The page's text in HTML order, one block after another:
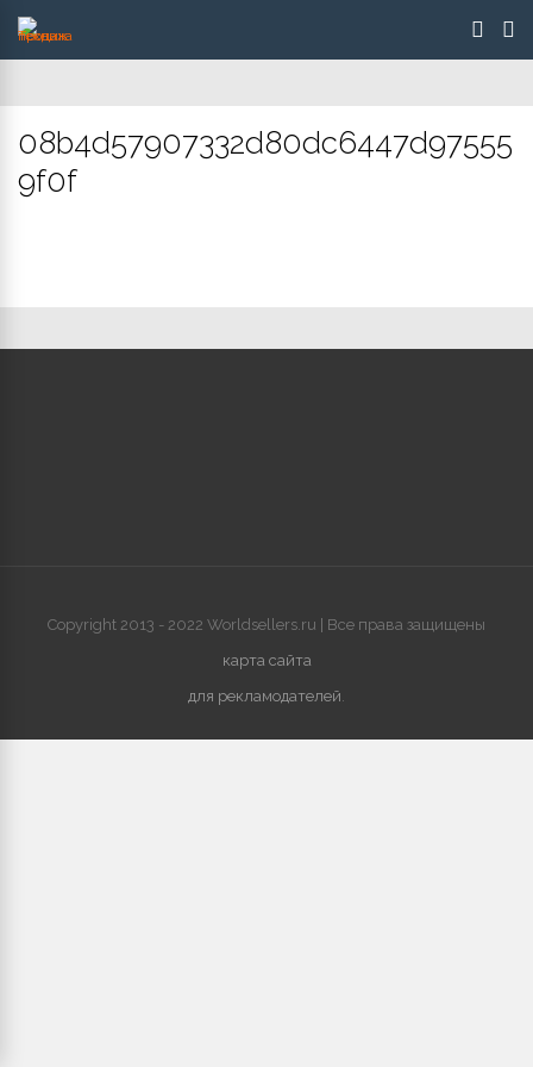
08b4d57907332d80dc6447d97555
9f0f
Copyright 2013 - 2022 Worldsellers.ru | Все права защищены
карта сайта
для рекламодателей